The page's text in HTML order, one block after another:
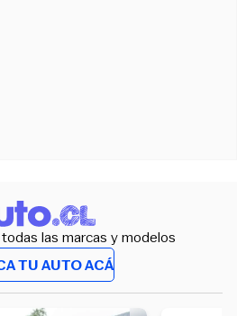
las marcas y modelos
TU AUTO ACÁ